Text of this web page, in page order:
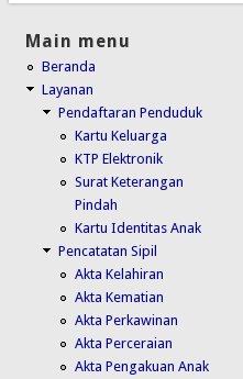
Main menu
Beranda
Layanan
Pendaftaran Penduduk
Kartu Keluarga
KTP Elektronik
Surat Keterangan
Pindah
Kartu Identitas Anak
Pencatatan Sipil
Akta Kelahiran
Akta Kematian
Akta Perkawinan
Akta Perceraian
Akta Pengakuan Anak